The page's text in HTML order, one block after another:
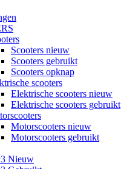
Scooters nieuw
Scooters gebruikt
Scooters opknap
scooters
Elektrische scooters nieuw
Elektrische scooters gebruikt
Motorscooters nieuw
Motorscooters gebruikt
Nieuw